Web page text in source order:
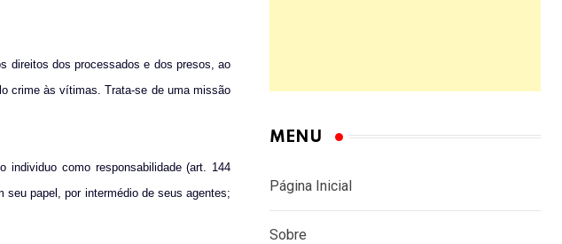
direitos dos processados e dos presos, ao
crime às vítimas. Trata-se de uma missão
como responsabilidade (art. 144
papel, por intermédio de seus agentes;
MENU
Página Inicial
Sobre